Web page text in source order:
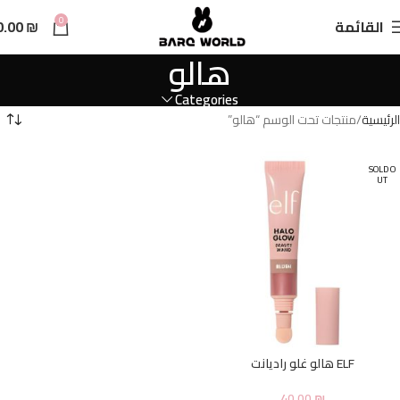
القائمة 0
₪
هالو
Categories
الرئيسية منتجات تحت الوسم “هالو”
SOLD O
UT
ELF هالو غلو راديانت